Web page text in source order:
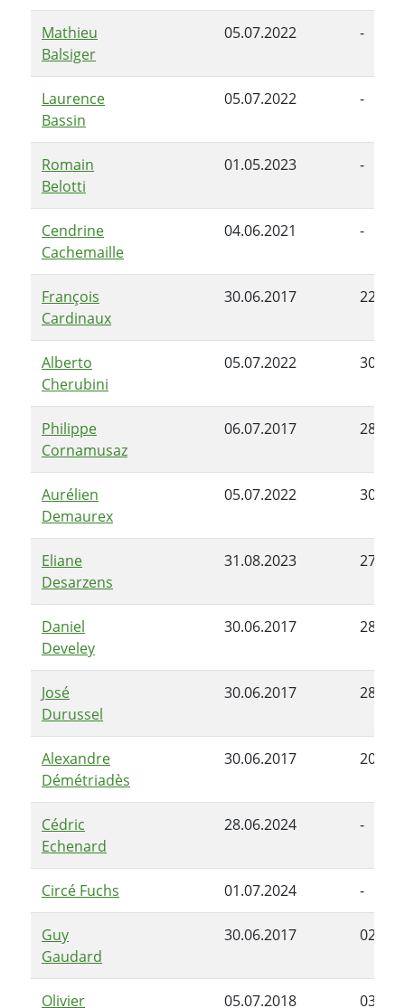
Mathieu
Balsiger
05.07.2022 -
Laurence
Bassin
05.07.2022 -
Romain
Belotti
01.05.2023 -
Cendrine
Cachemaille
04.06.2021 -
François
Cardinaux
30.06.2017
Alberto
Cherubini
05.07.2022
Philippe
Cornamusaz
06.07.2017
Aurélien
Demaurex
05.07.2022
Eliane
Desarzens
31.08.2023
Daniel
Develey
30.06.2017
José
Durussel
30.06.2017
Alexandre
Démétriadès
30.06.2017
Cédric
Echenard
28.06.2024 -
Circé Fuchs 01.07.2024 -
Guy
Gaudard
30.06.2017
Olivier 05.07.2018